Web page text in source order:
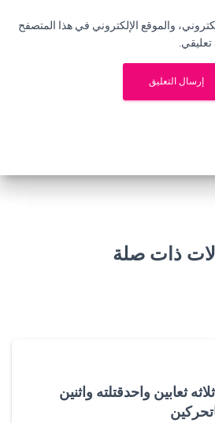
والموقع الإلكتروني في هذا المتصفح
ذات صلة
ثعابين واحدقتلته واثنين